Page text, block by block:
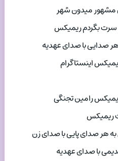
مشهور میدون شهر
سرت بگردم ریمیکس
صدایی با صدای عهدیه
اینستاگرام
رامین تجنگی
ریمیکس
هر صدای پایی با صدای زن
با صدای عهدیه